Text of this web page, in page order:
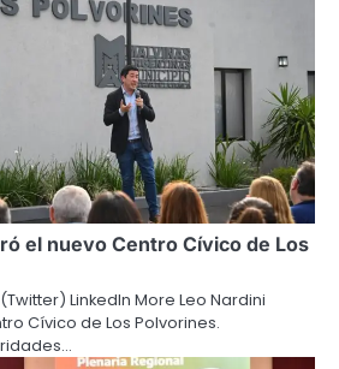
el nuevo Centro Cívico de Los
LinkedIn More Leo Nardini
Cívico de Los Polvorines.